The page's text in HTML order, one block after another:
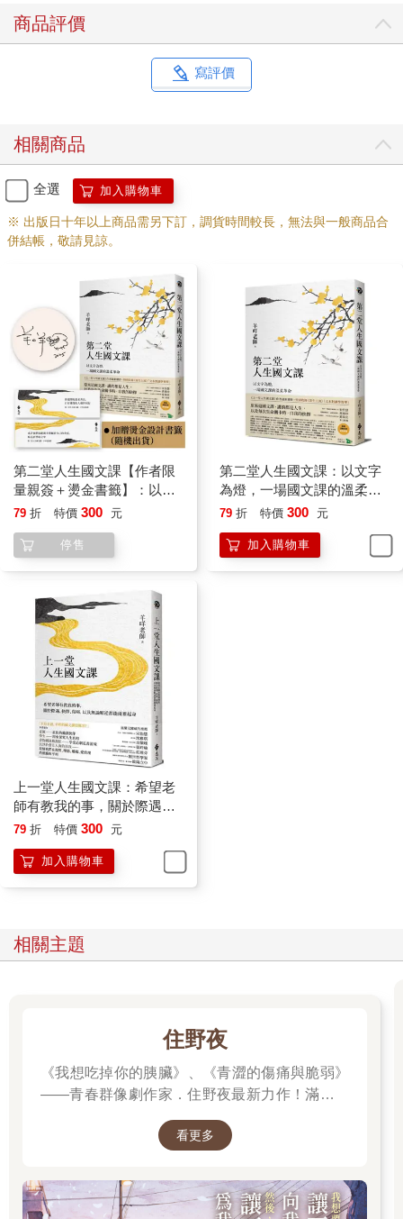
子。
她的養母葉夢蘭，是琦君回憶中最不吝筆墨描述的光輝所在。她
濟叫化子的「富貴年糕」，別人家在這一籠用料總是能省則省，
唯獨母親不但多蒸一籠，用料也從不吝嗇。（記載於〈搗糖糕〉
在琦君的回憶中，父母都是這麼好的人，她敬仰孺慕著父母，一
如父母對她無微不至的愛。她深愛父母，卻也因父母痛苦煩憂。
在外工作的父親總算回家了，但帶回了一個姨娘。年輕貌美的姨
娘受過教育，房間裡有個大書櫃。她風姿綽約，打扮入時。琦君
描寫姨娘梳妝的畫面：
（姨娘）洗完後，一個小丫頭在旁邊用一把粉紅色大羽毛扇輕輕
扇著，輕柔的髮絲飄散開來，飄得人起一股軟綿綿的感覺。父親
坐在
紫檀木榻床上，端著水煙筒噗噗地抽著，不時偏過頭來看她，眼
裡全
是笑。姨娘抹上三花牌髮油，香風四溢，然後坐正身子，對著鏡
子盤
上一個油光閃亮的愛司髻，我站在邊上都看呆了。──〈髻〉
孩子的眼是最澄澈的，小小琦君也被姨娘的女性柔美震懾，更見
母親的頹勢。琦君曾要求母親也如此打扮，但母親只沉著臉，
說：「你媽是鄉下人，那兒配梳那種摩登的頭，戴那講究的耳環
我在課堂上讀到此，學生有些不平：「老師，琦君媽媽也太早放
棄了吧！改造一下，說不定還有機會啊！」
我想了想，播放了一段《後宮甄嬛傳》中的劇情給學生看：
在專寵甄嬛多日後，為平衡後宮怒氣，皇帝偶然翻了齊妃的牌
子。接獲皇上將到訪的消息，年老色衰、失寵已久的齊妃傻住
了，驚喜之下險些摔了一跤。
「皇上大半年沒來我這了。」她命人趕快為己梳妝更衣：「拿粉
色的衣服來，皇上說過我穿粉色的好看。」
皇上偶然稱讚的一句話，齊妃深深的記在心裡。但盼來了半年未
至的夫君，夫妻間卻毫無交集可談，齊妃小心翼翼地伺候皇帝，
話題顛來倒去只能在兒子身上打轉。心念著甄嬛的皇帝很快沒了
不好看，下次別穿了。」
費心打扮沒想到招來的是厭棄，齊妃滿是惶恐，怯怯地道：「皇
話不投機，皇上坐立難安，轉身就走。留下滿臉悵然的齊妃。
隘，她沒有甄嬛的慧黠多才，沒有華妃的嫵媚鮮麗，更不懂如何
婉轉獻媚；但這麼一個平凡無奇的女子，或許更普遍的代表著一
整個群體──那是群被丈夫視為「平庸」，不曾被放在心底的棄
但這樣的女子，可能更幽微的展現了「女為己悅者容」的悲哀。
一身不得體的粉衣，緣起於多年前夫君隨口一句的稱讚，卻是她
劇中齊妃再無穿過粉色。
商品評價
寫評價
相關商品
全選 加入購物車
※ 出版日十年以上商品需另下訂，調貨時間較長，無法與一般商品合
併結帳，敬請見諒。
第二堂人生國文課【作者限
量親簽＋燙金書籤】：以文
字為燈，一場國文課的溫柔
79 折 特價 300 元
停售
第二堂人生國文課：以文字
為燈，一場國文課的溫柔革
命
79 折 特價 300 元
加入購物車
上一堂人生國文課：希望老
師有教我的事，關於際遇、
抉擇、傷痛，以及無論順逆
79 折 特價 300 元
加入購物車
相關主題
住野夜
《我想吃掉你的胰臟》、《青澀的傷痛與脆弱》
——青春群像劇作家．住野夜最新力作！滿是錯
「重啟」小說！我想要，讓死黨向我告白。然
看更多